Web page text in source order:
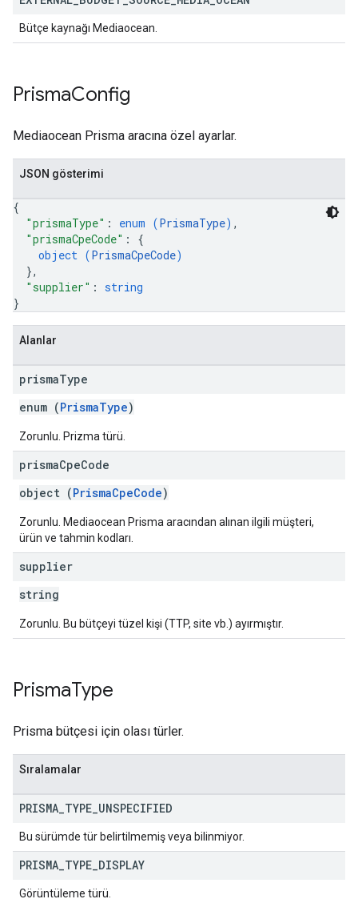
Bütçe kaynağı Mediaocean.
PrismaConfig
Mediaocean Prisma aracına özel ayarlar.
JSON gösterimi
{
"prismaType" : enum (PrismaType) ,
"prismaCpeCode" : {
object (PrismaCpeCode)
},
"supplier" : string
}
Alanlar
prismaType
enum (PrismaType)
Zorunlu. Prizma türü.
prismaCpeCode
object (PrismaCpeCode)
Zorunlu. Mediaocean Prisma aracından alınan ilgili müşteri,
ürün ve tahmin kodları.
supplier
string
Zorunlu. Bu bütçeyi tüzel kişi (TTP, site vb.) ayırmıştır.
PrismaType
Prisma bütçesi için olası türler.
Sıralamalar
PRISMA TYPE UNSPECIFIED
Bu sürümde tür belirtilmemiş veya bilinmiyor.
PRISMA TYPE DISPLAY
Görüntüleme türü.